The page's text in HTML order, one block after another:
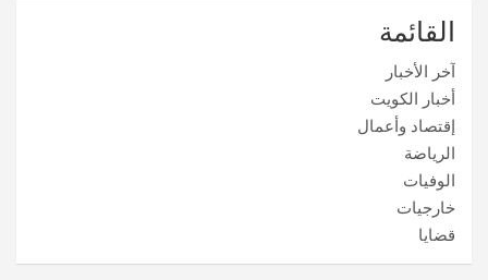
القائمة
آخر الأخبار
أخبار الكويت
إقتصاد وأعمال
الرياضة
الوفيات
خارجيات
قضايا